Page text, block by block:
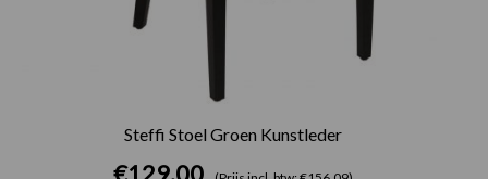
Steffi Stoel Groen Kunstleder
€129.00